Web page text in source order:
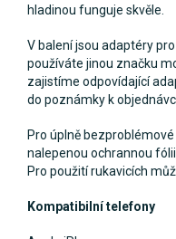
hladinou funguje skvěle.
V balení jsou adaptéry
používáte jinou značku
zajistíme odpovídající
do poznámky k
Pro úplně
nalepenou ochrannou fólii
Pro použití rukavicích
Kompatibilní telefony